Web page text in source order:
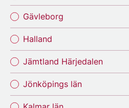
Gävleborg
Halland
Jämtland Härjedalen
Jönköpings län